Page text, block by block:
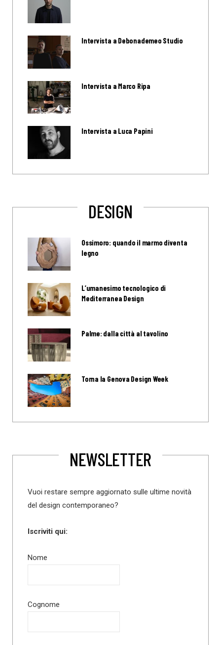
Intervista a Debonademeo Studio
Intervista a Marco Ripa
Intervista a Luca Papini
DESIGN
Ossimoro: quando il marmo diventa
legno
L’umanesimo tecnologico di
Mediterranea Design
Palme: dalla città al tavolino
Torna la Genova Design Week
NEWSLETTER
Vuoi restare sempre aggiornato sulle ultime novità
del design contemporaneo?
Iscriviti qui:
Nome
Cognome